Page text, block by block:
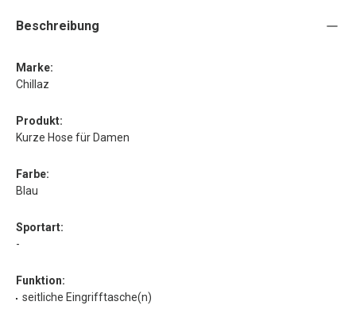
Beschreibung
Marke:
Chillaz
Produkt:
Kurze Hose für Damen
Farbe:
Blau
Sportart:
-
Funktion:
seitliche Eingrifftasche(n)